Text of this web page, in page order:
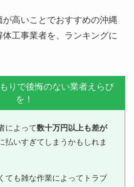
高いことでおすすめの沖縄
工事業者を、ランキングに
りで後悔のない業者えらび
を！
によって数十万円以上も差が
払いすぎてしまうかもしれま
ても雑な作業によってトラブ